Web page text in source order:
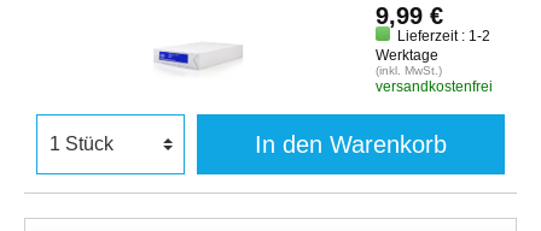
9,99 €
Lieferzeit : 1-2
Werktage
(inkl. MwSt.)
versandkostenfrei
In den Warenkorb